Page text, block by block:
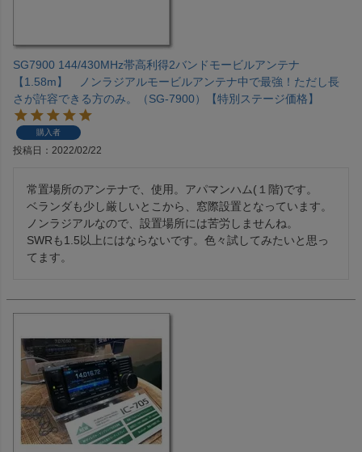
SG7900 144/430MHz帯高利得2バンドモービルアンテナ
【1.58m】 ノンラジアルモービルアンテナ中で最強！ただし長
さが許容できる方のみ。（SG-7900）【特別ステージ価格】
購入者
投稿日 2022/02/22
常置場所のアンテナで、使用。アパマンハム(１階)です。
ベランダも少し厳しいとこから、窓際設置となっています。
ノンラジアルなので、設置場所には苦労しませんね。
SWRも1.5以上にはならないです。色々試してみたいと思っ
てます。